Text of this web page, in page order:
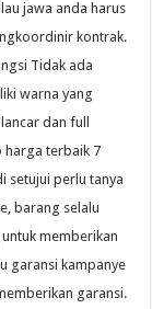
jawa anda harus
kontrak.
Tidak ada
warna yang
dan full
harga terbaik 7
setujui perlu tanya
barang selalu
memberikan
garansi kampanye
garansi.